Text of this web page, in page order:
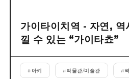
가이타이치역 - 자연, 역
낄 수 있는 “가이타쵸”
# 아키 #박물관/미술관 #